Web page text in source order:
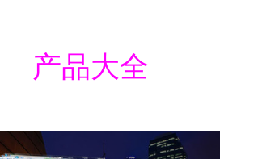
产品大全